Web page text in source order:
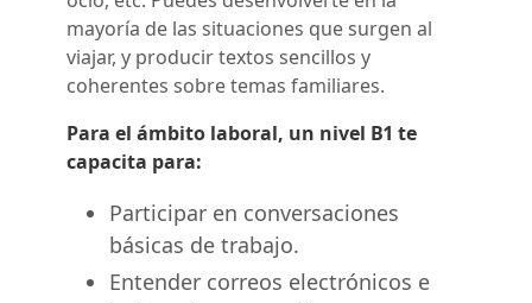
mayoría de las situaciones que surgen al
viajar, y producir textos sencillos y
coherentes sobre temas familiares.
Para el ámbito laboral, un nivel B1 te
capacita para:
Participar en conversaciones
básicas de trabajo.
Entender correos electrónicos e